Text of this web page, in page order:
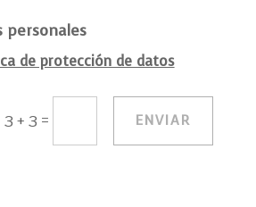
personales
de protección de datos
3 + 3 = ENVIAR